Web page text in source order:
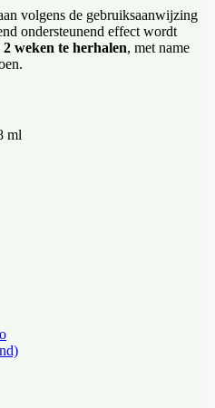
volgens de gebruiksaanwijzing
ondersteunend effect wordt
2 weken te herhalen, met name
ml